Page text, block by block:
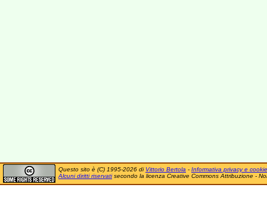
Questo sito è (C) 1995-2026 di Vittorio Bertola - Informativa privacy e cookie
Alcuni diritti riservatisecondo la licenza Creative Commons Attribuzione -